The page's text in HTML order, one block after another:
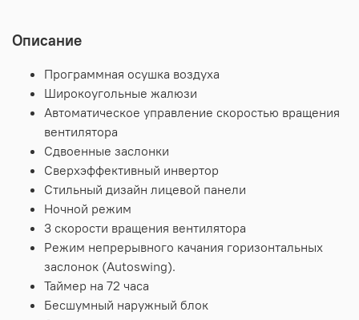
Описание
Программная осушка воздуха
Широкоугольные жалюзи
Автоматическое управление скоростью вращения
вентилятора
Сдвоенные заслонки
Сверхэффективный инвертор
Стильный дизайн лицевой панели
Ночной режим
3 скорости вращения вентилятора
Режим непрерывного качания горизонтальных
заслонок (Autoswing).
Таймер на 72 часа
Бесшумный наружный блок